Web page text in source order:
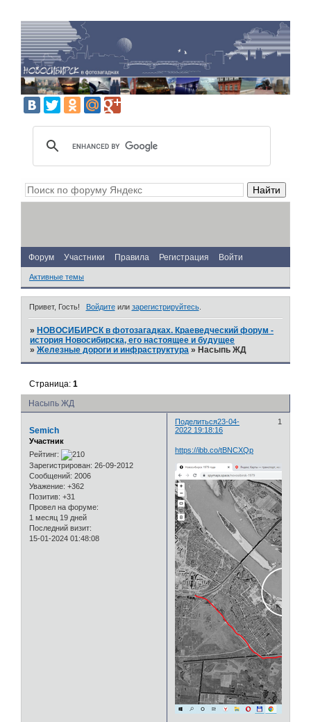
Форум Участники Правила Регистрация Войти
Активные темы
Привет, Гость! Войдитеили зарегистрируйтесь.
» НОВОСИБИРСК в фотозагадках. Краеведческий форум -
история Новосибирска, его настоящее и будущее
»Железные дороги и инфраструктура » Насыпь ЖД
Насыпь ЖД
Страница:1
Поделиться 1
23-04-
2022 19:18:16
Semich
Участник
Рейтинг:
Зарегистрирован: 26-09-2012
Сообщений: 2006
Уважение: +362
Позитив: +31
Провел на форуме:
1 месяц 19 дней
Последний визит:
15-01-2024 01:48:08
https://ibb.co/tBNCXQp